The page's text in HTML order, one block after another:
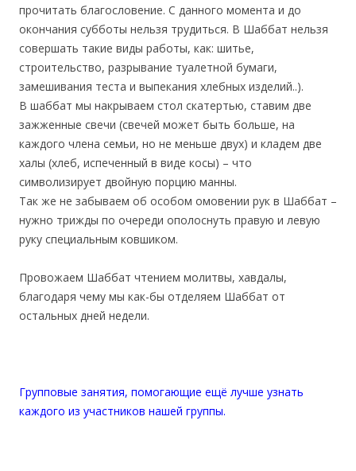
прочитать благословение. С данного момента и до
окончания субботы нельзя трудиться. В Шаббат нельзя
совершать такие виды работы, как: шитье,
строительство, разрывание туалетной бумаги,
замешивания теста и выпекания хлебных изделий..).
В шаббат мы накрываем стол скатертью, ставим две
зажженные свечи (свечей может быть больше, на
каждого члена семьи, но не меньше двух) и кладем две
халы (хлеб, испеченный в виде косы) – что
символизирует двойную порцию манны.
Так же не забываем об особом омовении рук в Шаббат –
нужно трижды по очереди ополоснуть правую и левую
руку специальным ковшиком.
Провожаем Шаббат чтением молитвы, хавдалы,
благодаря чему мы как-бы отделяем Шаббат от
остальных дней недели.
Групповые занятия, помогающие ещё лучше узнать
каждого из участников нашей группы.